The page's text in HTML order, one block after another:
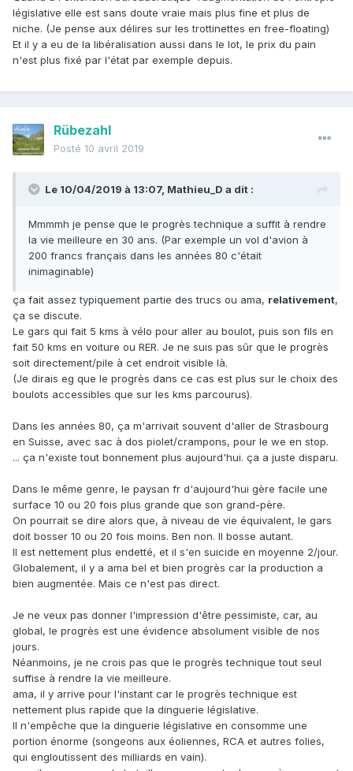
législative elle est sans doute vraie mais plus fine et plus de
niche. (Je pense aux délires sur les trottinettes en free-floating)
Et il y a eu de la libéralisation aussi dans le lot, le prix du pain
n'est plus fixé par l'état par exemple depuis.
Rübezahl
Posté 10 avril 2019
Le 10/04/2019 à 13:07, Mathieu_D a dit :
Mmmmh je pense que le progrès technique a suffit à rendre
la vie meilleure en 30 ans. (Par exemple un vol d'avion à
200 francs français dans les années 80 c'était
inimaginable)
ça fait assez typiquement partie des trucs ou ama, relativement,
ça se discute.
Le gars qui fait 5 kms à vélo pour aller au boulot, puis son fils en
fait 50 kms en voiture ou RER. Je ne suis pas sûr que le progrès
soit directement/pile à cet endroit visible là.
(Je dirais eg que le progrès dans ce cas est plus sur le choix des
boulots accessibles que sur les kms parcourus).
Dans les années 80, ça m'arrivait souvent d'aller de Strasbourg
en Suisse, avec sac à dos piolet/crampons, pour le we en stop.
... ça n'existe tout bonnement plus aujourd'hui. ça a juste disparu.
Dans le même genre, le paysan fr d'aujourd'hui gère facile une
surface 10 ou 20 fois plus grande que son grand-père.
On pourrait se dire alors que, à niveau de vie équivalent, le gars
doit bosser 10 ou 20 fois moins. Ben non. Il bosse autant.
Il est nettement plus endetté, et il s'en suicide en moyenne 2/jour.
Globalement, il y a ama bel et bien progrès car la production a
bien augmentée. Mais ce n'est pas direct.
Je ne veux pas donner l'impression d'être pessimiste, car, au
global, le progrès est une évidence absolument visible de nos
jours.
Néanmoins, je ne crois pas que le progrès technique tout seul
suffise à rendre la vie meilleure.
ama, il y arrive pour l'instant car le progrès technique est
nettement plus rapide que la dinguerie législative.
Il n'empêche que la dinguerie législative en consomme une
portion énorme (songeons aux éoliennes, RCA et autres folies,
qui engloutissent des milliards en vain).